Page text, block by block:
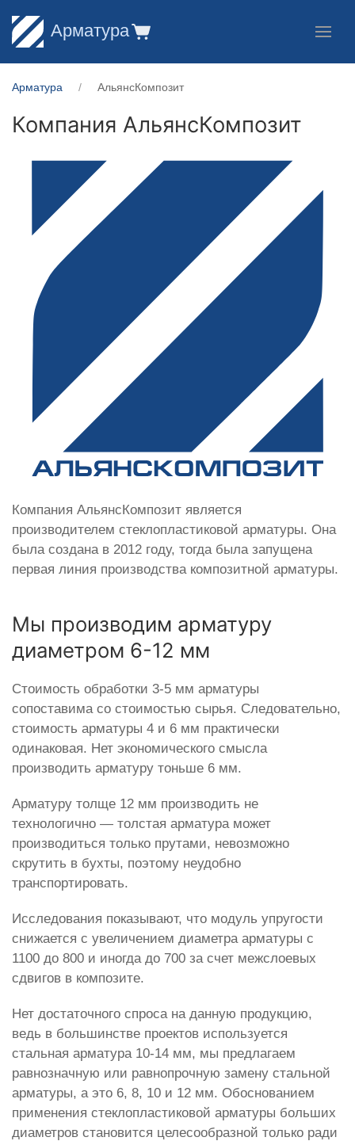
Арматура
Арматура АльянсКомпозит
Компания АльянсКомпозит
Компания АльянсКомпозит является
производителем стеклопластиковой арматуры. Она
была создана в 2012 году, тогда была запущена
первая линия производства композитной арматуры.
Мы производим арматуру
диаметром 6-12 мм
Стоимость обработки 3-5 мм арматуры
сопоставима со стоимостью сырья. Следовательно,
стоимость арматуры 4 и 6 мм практически
одинаковая. Нет экономического смысла
производить арматуру тоньше 6 мм.
Арматуру толще 12 мм производить не
технологично — толстая арматура может
производиться только прутами, невозможно
скрутить в бухты, поэтому неудобно
транспортировать.
Исследования показывают, что модуль упругости
снижается с увеличением диаметра арматуры с
1100 до 800 и иногда до 700 за счет межслоевых
сдвигов в композите.
Нет достаточного спроса на данную продукцию,
ведь в большинстве проектов используется
стальная арматура 10-14 мм, мы предлагаем
равнозначную или равнопрочную замену стальной
арматуры, а это 6, 8, 10 и 12 мм. Обоснованием
применения стеклопластиковой арматуры больших
диаметров становится целесообразной только ради